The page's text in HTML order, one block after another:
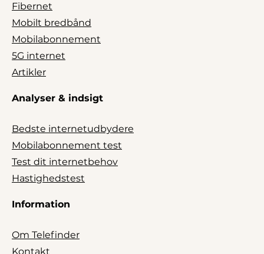
Fibernet
Mobilt bredbånd
Mobilabonnement
5G internet
Artikler
Analyser & indsigt
Bedste internetudbydere
Mobilabonnement test
Test dit internetbehov
Hastighedstest
Information
Om Telefinder
Kontakt